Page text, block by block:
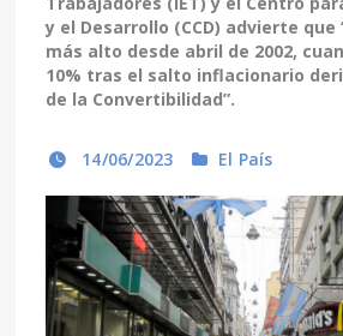
y el Desarrollo (CCD) advierte
más alto desde abril de 2002,
10% tras el salto inflacionario
de la Convertibilidad”.
14/06/2023 El País